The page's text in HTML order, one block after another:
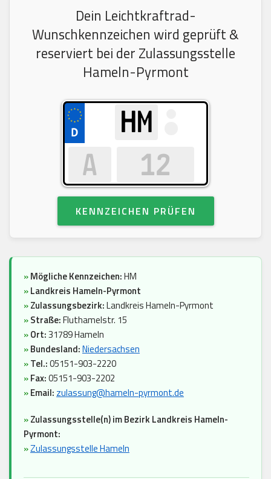
Dein Leichtkraftrad-
Wunschkennzeichen wird geprüft &
reserviert bei der Zulassungsstelle
Hameln-Pyrmont
KENNZEICHEN PRÜFEN
»Mögliche Kennzeichen:HM
»Landkreis Hameln-Pyrmont
»Zulassungsbezirk:Landkreis Hameln-Pyrmont
»Straße:Fluthamelstr. 15
»Ort:31789 Hameln
»Bundesland:Niedersachsen
»Tel.:05151-903-2220
»Fax:05151-903-2202
»Email: zulassung@hameln-pyrmont.de
»Zulassungsstelle(n) im Bezirk Landkreis Hameln-
Pyrmont:
»Zulassungsstelle Hameln